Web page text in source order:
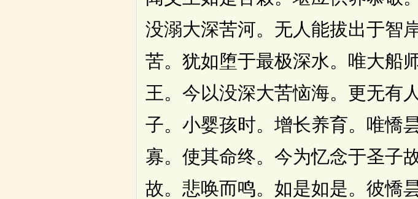
没溺大深苦河。无人能拔出于智
苦。犹如堕于最极深水。唯大船
王。今以没深大苦恼海。更无有
子。小婴孩时。增长养育。唯憍
寡。使其命终。今为忆念于圣子
故。悲唤而鸣。如是如是。彼憍